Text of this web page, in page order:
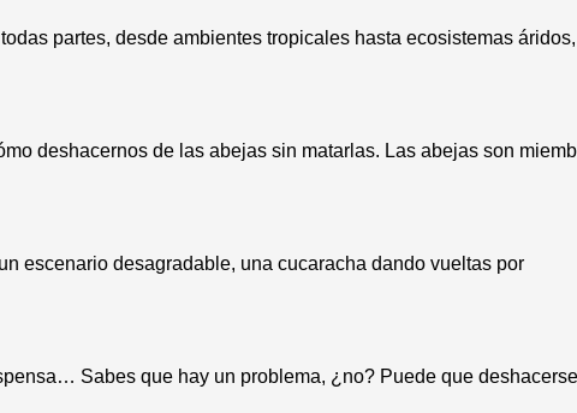
partes, desde ambientes tropicales hasta ecosistemas
deshacernos de las abejas sin matarlas. Las abejas son
escenario desagradable, una cucaracha dando vueltas por
Sabes que hay un problema, ¿no? Puede que deshacerse